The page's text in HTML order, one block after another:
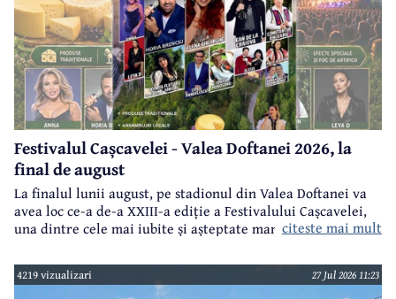
Festivalul Cașcavelei - Valea Doftanei 2026, la
final de august
La finalul lunii august, pe stadionul din Valea Doftanei va
avea loc ce-a de-a XXIII-a ediție a Festivalului Cașcavelei,
una dintre cele mai iubite și așteptate manifestări de acest
citeste mai mult
4219 vizualizari 27 Jul 2026 11:23